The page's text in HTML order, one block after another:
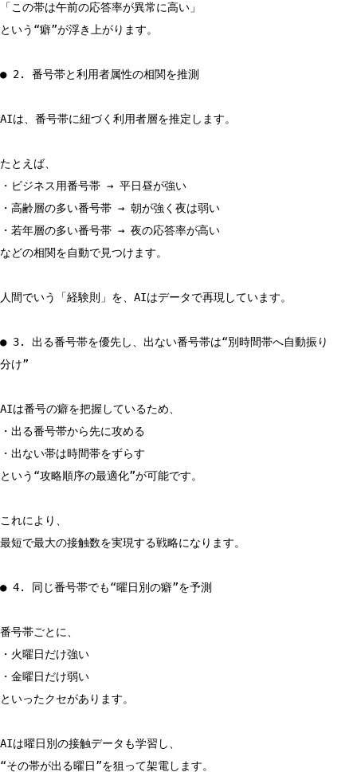
「この帯は午前の応答率が異常に高い」
という“癖”が浮き上がります。
● 2. 番号帯と利用者属性の相関を推測
AIは、番号帯に紐づく利用者層を推定します。
たとえば、
・ビジネス用番号帯 → 平日昼が強い
・高齢層の多い番号帯 → 朝が強く夜は弱い
・若年層の多い番号帯 → 夜の応答率が高い
などの相関を自動で見つけます。
人間でいう「経験則」を、AIはデータで再現しています。
● 3. 出る番号帯を優先し、出ない番号帯は“別時間帯へ自動振り
分け”
AIは番号の癖を把握しているため、
・出る番号帯から先に攻める
・出ない帯は時間帯をずらす
という“攻略順序の最適化”が可能です。
これにより、
最短で最大の接触数を実現する戦略になります。
● 4. 同じ番号帯でも“曜日別の癖”を予測
番号帯ごとに、
・火曜日だけ強い
・金曜日だけ弱い
といったクセがあります。
AIは曜日別の接触データも学習し、
“その帯が出る曜日”を狙って架電します。